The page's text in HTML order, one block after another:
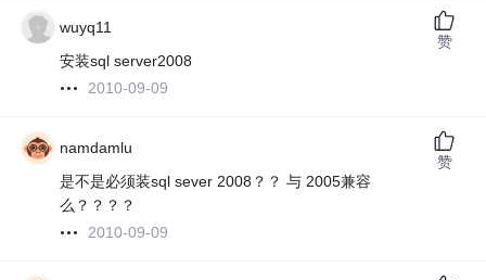
wuyq11
安装sql server2008
2010-09-09
赞
namdamlu
是不是必须装sql sever 2008？？ 与 2005兼容
么？？？？
2010-09-09
赞